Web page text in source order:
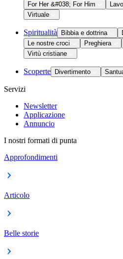
For Her &#038; For Him
Virtuale
Spiritualità Bibbia e dottrina
Le nostre croci
Preghiera
Virtù cristiane
Scoperte Divertimento
Servizi
Newsletter
Applicazione
Annuncio
I nostri formati di punta
Approfondimenti
Articolo
Belle storie